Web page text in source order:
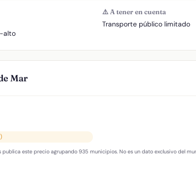
alto
⚠️ A tener en cuenta
Transporte público limitado
Mar
publica este precio agrupando 935 municipios. No es un dato exclusivo del